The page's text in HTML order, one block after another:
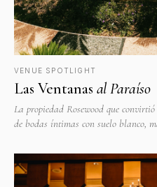
VENUE SPOTLIGHT
Las Ventanas al Paraíso
La propiedad Rosewood que
de bodas íntimas con suelo blanco,